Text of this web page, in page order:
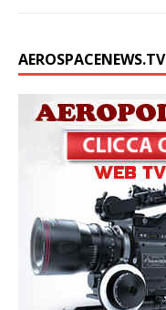
AEROSPACENEWS.TV